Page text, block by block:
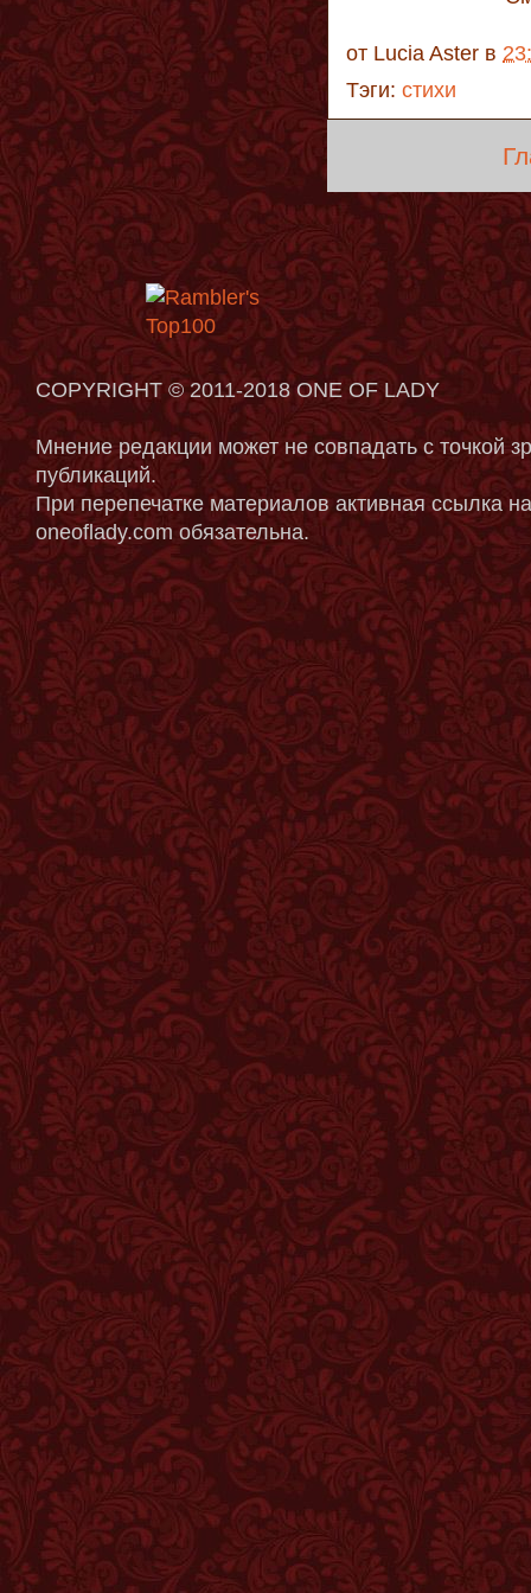
от Lucia Aster в
Тэги: стихи
COPYRIGHT © 2011-2018 ONE OF LADY
Мнение редакции может не совпадать с точкой
публикаций.
При перепечатке материалов активная ссылка
oneoflady.com обязательна.